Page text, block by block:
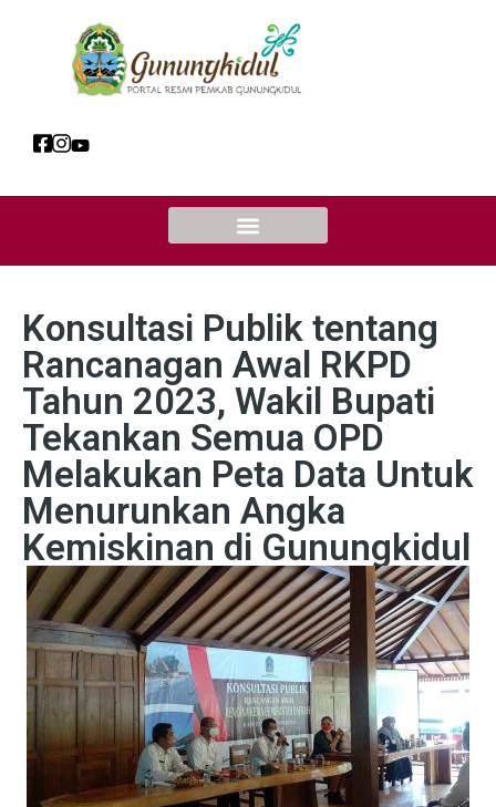
Konsultasi Publik tentang
Rancanagan Awal RKPD
Tahun 2023, Wakil Bupati
Tekankan Semua OPD
Melakukan Peta Data Untuk
Menurunkan Angka
Kemiskinan di Gunungkidul